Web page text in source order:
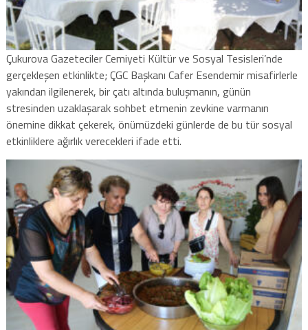
Çukurova Gazeteciler Cemiyeti Kültür ve Sosyal Tesisleri’nde
gerçekleşen etkinlikte; ÇGC Başkanı Cafer Esendemir misafirlerle
yakından ilgilenerek, bir çatı altında buluşmanın, günün
stresinden uzaklaşarak sohbet etmenin zevkine varmanın
önemine dikkat çekerek, önümüzdeki günlerde de bu tür sosyal
etkinliklere ağırlık verecekleri ifade etti.